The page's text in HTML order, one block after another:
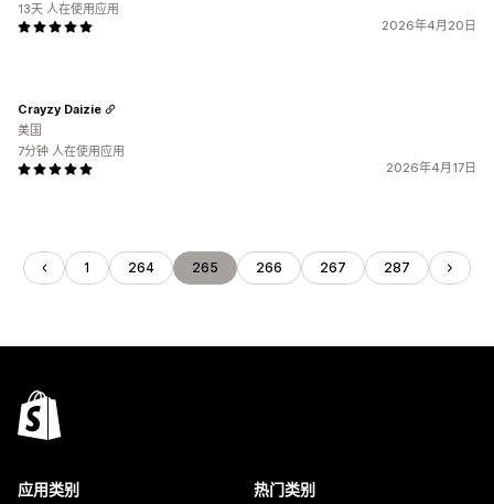
2026年4月20日
13天 人在使用应用
2026年4月17日
Crayzy Daizie
美国
7分钟 人在使用应用
1 264 265 266 267 287
应用类别 热门类别